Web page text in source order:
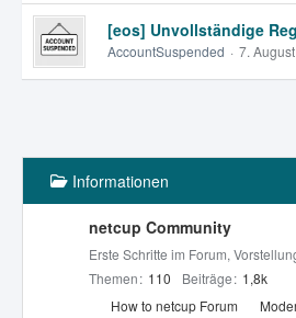
[eos] Unvollständige
AccountSuspended 7.
Informationen
netcup Community
Erste Schritte im Forum,
Themen
110 Beiträge 1,8k
How to netcup Forum